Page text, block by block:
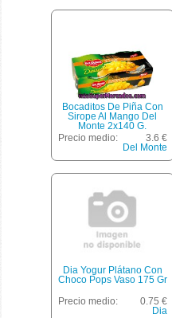
Bocaditos De Piña Con
Sirope Al Mango Del
Monte 2x140 G.
Precio medio:
3.6 €
Del Monte
Dia Yogur Plátano Con
Choco Pops Vaso 175 Gr
Precio medio:
0.75 €
Dia